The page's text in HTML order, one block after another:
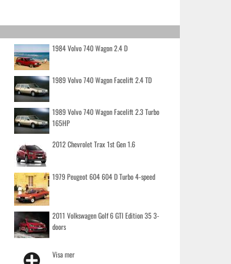
1984 Volvo 740 Wagon 2.4 D
1989 Volvo 740 Wagon Facelift 2.4 TD
1989 Volvo 740 Wagon Facelift 2.3 Turbo
165HP
2012 Chevrolet Trax 1st Gen 1.6
1979 Peugeot 604 604 D Turbo 4-speed
2011 Volkswagen Golf 6 GTI Edition 35 3-
doors
Visa mer